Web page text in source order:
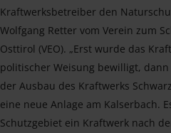
Kraftwerksbetreiber den
Wolfgang Retter vom Verein zum
Osttirol (VEO). „Erst wurde das
politischer Weisung bewilligt,
der Ausbau des Kraftwerks
eine neue Anlage am Kalserbach.
Schutzgebiet ein Kraftwerk nach